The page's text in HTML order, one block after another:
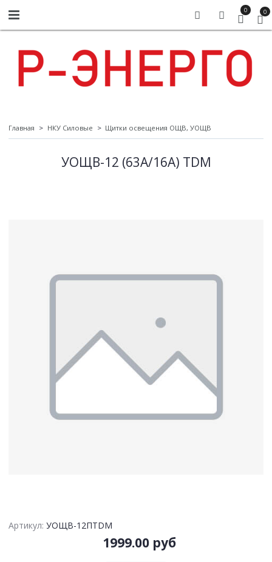
0 0
Главная НКУ Силовые Щитки освещения ОЩВ, УОЩВ
УОЩВ-12 (63А/16А) TDM
Артикул: УОЩВ-12ПTDM
1999.00 руб